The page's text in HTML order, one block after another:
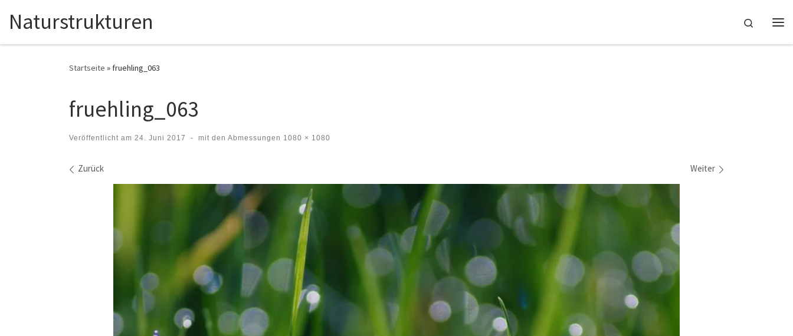
Zum Inhalt springen
Naturstrukturen
Search
Startseite »fruehling_063
fruehling_063
Veröffentlicht am 24. Juni 2017 - mit den Abmessungen 1080 × 1080
Bilder Navigation
Zurück Weiter